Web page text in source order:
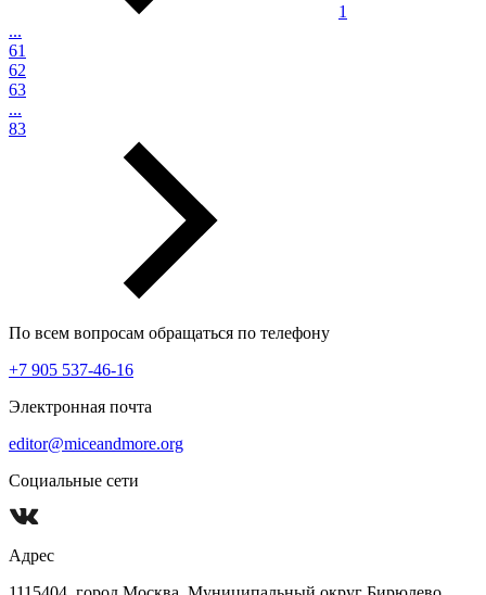
1
...
61
62
63
...
83
По всем вопросам обращаться по телефону
+7 905 537-46-16
Электронная почта
editor@miceandmore.org
Социальные сети
Адрес